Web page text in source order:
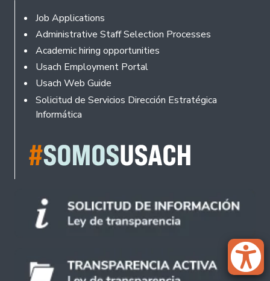
Footer
Job Applications
Administrative Staff Selection Processes
Academic hiring opportunities
Usach Employment Portal
Usach Web Guide
Solicitud de Servicios Dirección Estratégica
Informática